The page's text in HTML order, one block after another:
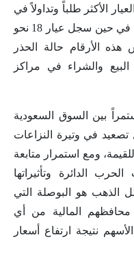
ريال، واستقر سعر عيار 21، العيار الأكثر طلباً وتداولاً في
الأسواق المحلية، عند 506.00 ريالات، في حين سجل عيار 18 نحو
هذه الأرقام حالة الحذر
والشراء في مراكز
بين السوق السعودية
تصعيد في وتيرة النزاعات
ومع استمرار متابعة
الدائرة وتأثيراتها
الذهب هو البوصلة التي
محافظهم المالية من أي
نتيجة ارتفاع أسعار